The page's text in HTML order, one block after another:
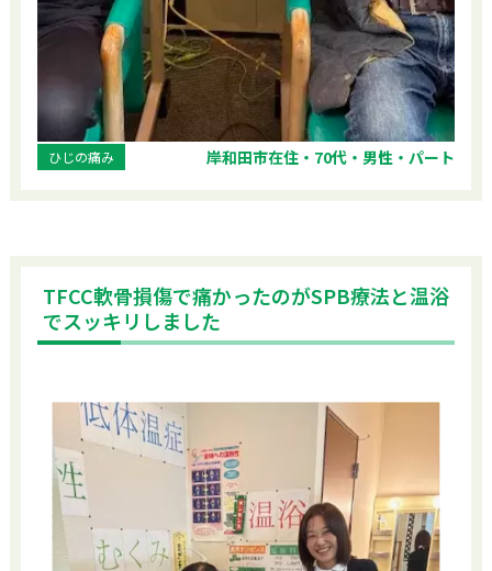
ひじの痛み 岸和田市在住・70代・男性・パート
TFCC軟骨損傷で痛かったのがSPB療法と温浴
でスッキリしました